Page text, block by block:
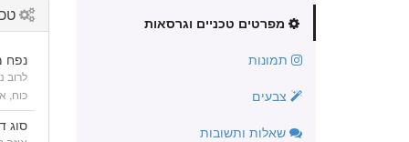
מפרטים טכניים וגרסאות
תמונות
צבעים
שאלות ותשובות
נפח
לרוב
כוח,
סוג